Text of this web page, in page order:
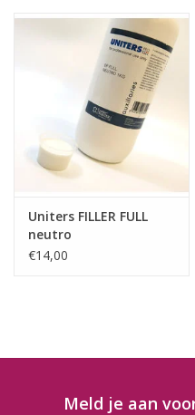
Uniters FILLER FULL
neutro
(randafwerking)
€14,00
Meld je aan